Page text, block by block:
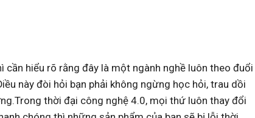
hiểu rõ rằng đây là một ngành nghề luôn theo đuổi
này đòi hỏi bạn phải không ngừng học hỏi, trau dồi
thời đại công nghệ 4.0, mọi thứ luôn thay đổi